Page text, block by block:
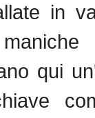
in
qui